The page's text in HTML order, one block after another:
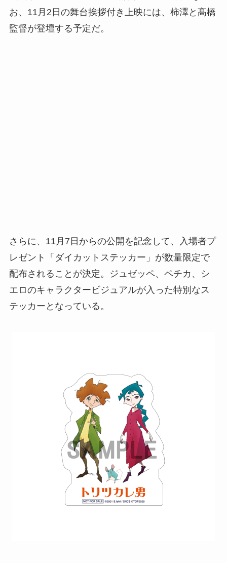
お、11月2日の舞台挨拶付き上映には、柿澤と髙橋
監督が登壇する予定だ。
さらに、11月7日からの公開を記念して、入場者プ
レゼント「ダイカットステッカー」が数量限定で
配布されることが決定。ジュゼッペ、ペチカ、シ
エロのキャラクタービジュアルが入った特別なス
テッカーとなっている。